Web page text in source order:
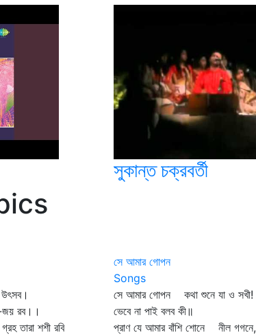
সুকান্ত চক্রবর্তী
রব।।
শশী রবি
সে আমার গোপন
Songs
সে আমার গোপন কথা শুনে যা ও সখী!
ভেবে না পাই বলব কী॥
প্রাণ যে আমার বাঁশি শোনে নীল গগনে,